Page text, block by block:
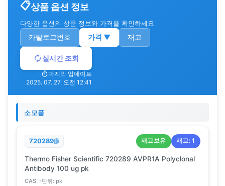
상품 옵션 정보
다양한 옵션의 상품 정보와 가격을 확인하세요
카탈로그번호 가격 ▼ 재고
실시간 조회
마지막 업데이트
2025. 07. 27. 오전 12:41
소모품
720289 재고보유 재고:1
Thermo Fisher Scientific 720289 AVPR1A Polyclonal
Antibody 100 ug pk
CAS: -단위: pk